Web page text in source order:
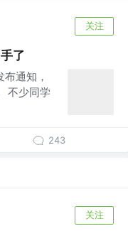
关注
了
通知，
不少同学
243
关注